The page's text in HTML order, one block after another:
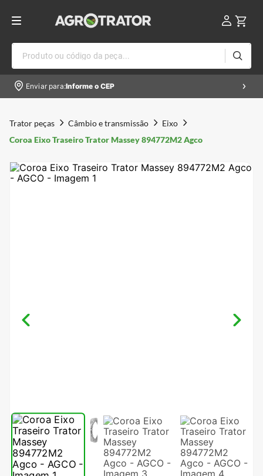
Produto ou código da peça...
Enviar para:Informe o CEP
Trator peças Câmbio e transmissão
Eixo
Coroa Eixo Traseiro Trator Massey 894772M2 Agco